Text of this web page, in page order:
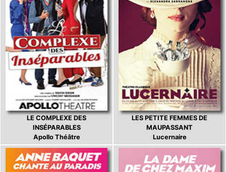
LE COMPLEXE DES
INSÉPARABLES
Apollo Théâtre
LES PETITE FEMMES DE
MAUPASSANT
Lucernaire